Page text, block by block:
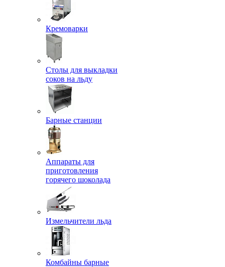
Кремоварки
Столы для выкладки
соков на льду
Барные станции
Аппараты для
приготовления
горячего шоколада
Измельчители льда
Комбайны барные